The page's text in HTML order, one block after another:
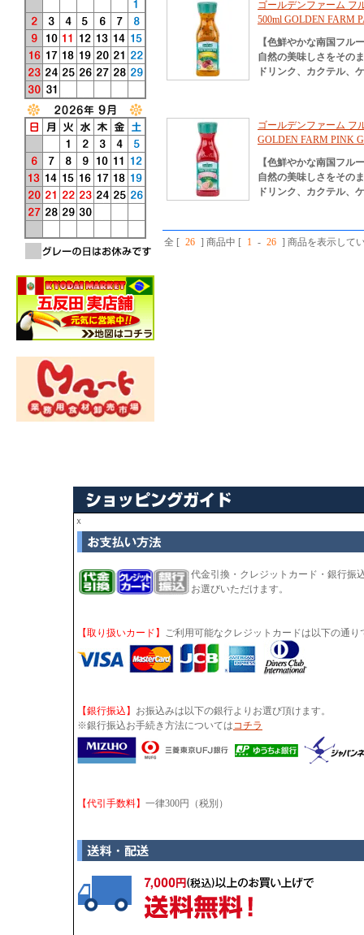
ゴールデンファーム フ
500ml GOLDEN FARM
【色鮮やかな南国フル
自然の美味しさをその
ドリンク、カクテル、
ゴールデンファーム フ
GOLDEN FARM PINK
【色鮮やかな南国フル
自然の美味しさをその
ドリンク、カクテル、
全 [ 26 ] 商品中 [ 1 - 26 ] 商品を表示して
ｘ
代金引換・クレジットカード・銀行振
お選びいただけます。
【取り扱いカード】 ご利用可能なクレジットカードは以下の通り
【銀行振込】 お振込みは以下の銀行よりお選び頂けます。
※銀行振込お手続き方法についてはコチラ
【代引手数料】 一律300円（税別）